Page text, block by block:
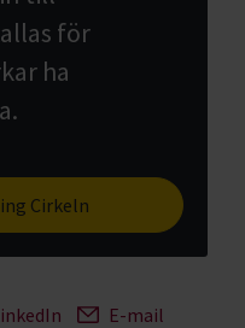
för
ha
Cirkeln
E-mail